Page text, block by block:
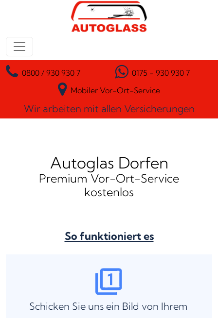
Zum Inhalt springen
Hauptnavigation
0800 / 930 930 7
0175 - 930 930 7
Mobiler Vor-Ort-Service
Wir arbeiten mit allen Versicherungen
Autoglas Dorfen
Premium Vor-Ort-Service
kostenlos
So funktioniert es
Schicken Sie uns ein Bild von Ihrem